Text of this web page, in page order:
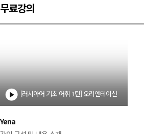
무료강의
[러시아어 기초 어휘 1탄] 오리엔테이션
Yena